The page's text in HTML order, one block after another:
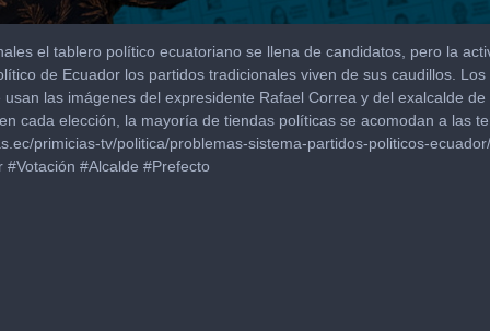
el tablero político ecuatoriano se llena de candidatos, pero la
de Ecuador los partidos tradicionales viven de sus caudillos.
las imágenes del expresidente Rafael Correa y del exalcalde
cada elección, la mayoría de tiendas políticas se acomodan a las
primicias-tv/politica/problemas-sistema-partidos-politicos-
#Alcalde #Prefecto